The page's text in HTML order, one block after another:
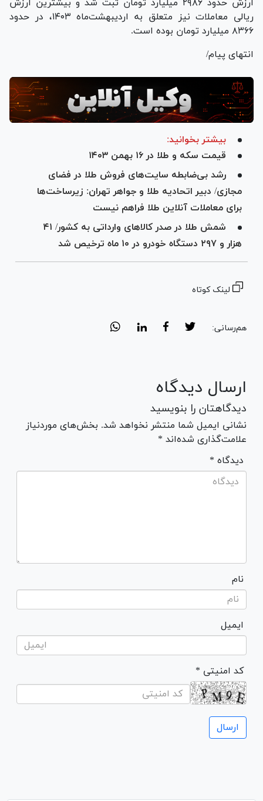
ارزش حدود ۲۹۸۶ میلیارد تومان ثبت شد و بیشترین ارزش
ریالی معاملات نیز متعلق به اردیبهشت‌ماه ۱۴۰۳، در حدود
۸۳۶۶ میلیارد تومان بوده است.
انتهای پیام/
بیشتر بخوانید:
قیمت سکه و طلا در ۱۶ بهمن ۱۴۰۳
رشد بی‌ضابطه سایت‌های فروش طلا در فضای
مجازی/ دبیر اتحادیه طلا و جواهر تهران: زیرساخت‌ها
برای معاملات آنلاین طلا فراهم نیست
شمش طلا در صدر کالا‌های وارداتی به کشور/ ۴١
هزار و ٢٩٧ دستگاه خودرو در ١٠ ماه ترخیص شد
لینک کوتاه
هم‌رسانی:
ارسال دیدگاه
دیدگاهتان را بنویسید
نشانی ایمیل شما منتشر نخواهد شد. بخش‌های موردنیاز
علامت‌گذاری شده‌اند *
* دیدگاه
نام
ایمیل
* کد امنیتی